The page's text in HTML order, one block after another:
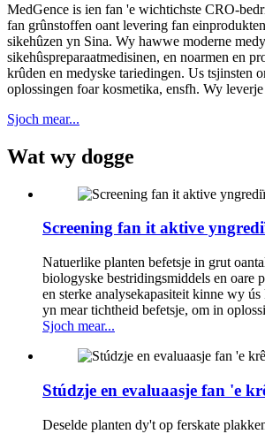
MedGence is ien fan 'e wichtichste CRO-
fan grûnstoffen oant levering fan
sikehûzen yn Sina. Wy hawwe moderne
sikehûspreparaatmedisinen, en noarmen en
krûden en medyske tariedingen. Us tsjinsten
oplossingen foar kosmetika, ensfh. Wy
Sjoch mear...
Wat wy dogge
Screening fan it aktive
Natuerlike planten befetsje in grut
biologyske bestridingsmiddels en oare
en sterke analysekapasiteit kinne wy
yn mear tichtheid befetsje, om in
Sjoch mear...
Stúdzje en evaluaasje fan 'e
Deselde planten dy't op ferskate